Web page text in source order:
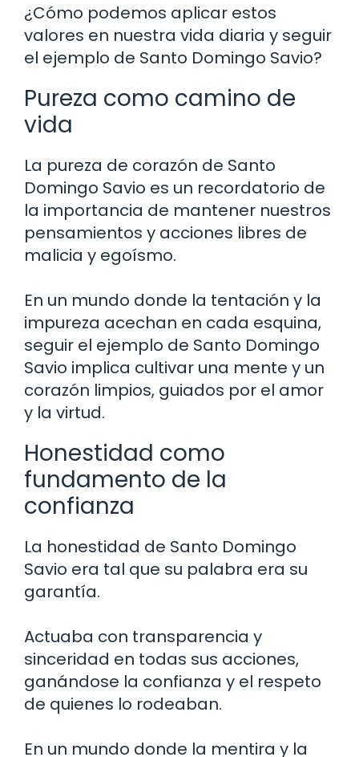
¿Cómo podemos aplicar estos
valores en nuestra vida diaria y seguir
el ejemplo de Santo Domingo Savio?
Pureza como camino de
vida
La pureza de corazón de Santo
Domingo Savio es un recordatorio de
la importancia de mantener nuestros
pensamientos y acciones libres de
malicia y egoísmo.
En un mundo donde la tentación y la
impureza acechan en cada esquina,
seguir el ejemplo de Santo Domingo
Savio implica cultivar una mente y un
corazón limpios, guiados por el amor
y la virtud.
Honestidad como
fundamento de la
confianza
La honestidad de Santo Domingo
Savio era tal que su palabra era su
garantía.
Actuaba con transparencia y
sinceridad en todas sus acciones,
ganándose la confianza y el respeto
de quienes lo rodeaban.
En un mundo donde la mentira y la